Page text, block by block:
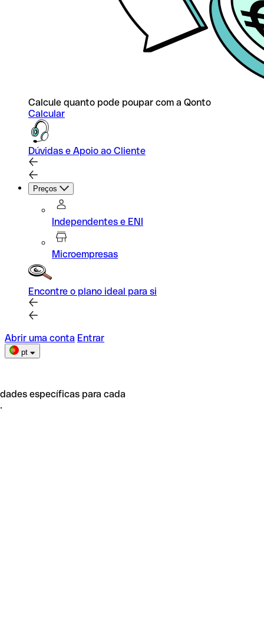
Calcule quanto pode poupar com a Qonto
Calcular
Dúvidas e Apoio ao Cliente
Preços
Independentes e ENI
Microempresas
Encontre o plano ideal para si
Abrir uma conta Entrar
pt
específicas para cada